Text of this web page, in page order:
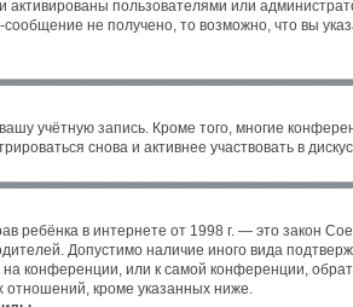
пользователями или
не получено, то возможно, что вы
учётную запись. Кроме того, многие
снова и активнее участвовать в
ребёнка в интернете от 1998 г. — это закон
Допустимо наличие иного вида
конференции, или к самой конференции,
отношений, кроме указанных ниже.